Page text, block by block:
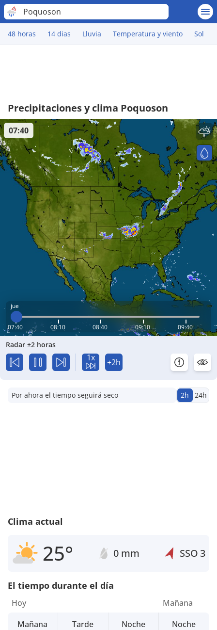
Poquoson
48 horas 14 dias Lluvia Temperatura y viento Sol
Precipitaciones y clima Poquoson
jue
07:40 08:10 08:40 09:10 09:40
07:40
Radar ±2 horas
1x +2h
Por ahora el tiempo seguirá seco 2h 24h
Clima actual
25° 0 mm SSO3
El tiempo durante el día
Hoy
Mañana
Tarde Noche
Mañana
Noche